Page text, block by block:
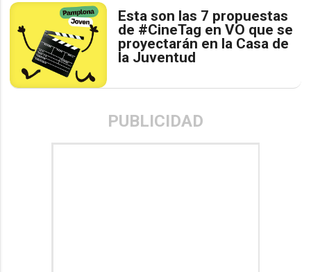
Esta son las 7 propuestas
de #CineTag en VO que se
proyectarán en la Casa de
la Juventud
PUBLICIDAD